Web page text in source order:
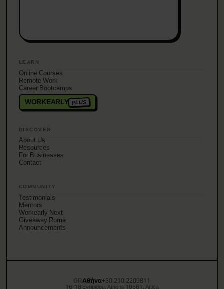
LEARN
Online Courses
Remote Work
Career Bootcamps
WORKEARLY PLUS
DISCOVER
About Us
Resources
For Businesses
Contact
COMMUNITY
Testimonials
Mentors
Workearly Next
Giveaway Rome
Announcements
GRΑθήνα+30 210 2209811